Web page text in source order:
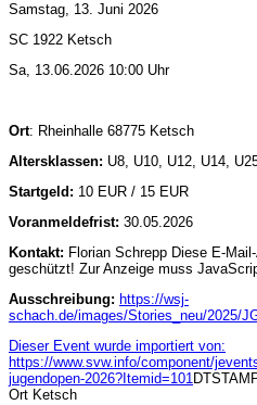
Samstag, 13. Juni 2026
SC 1922 Ketsch
Sa, 13.06.2026 10:00 Uhr
Ort: Rheinhalle 68775 Ketsch
Altersklassen: U8, U10, U12, U14,
Startgeld: 10 EUR / 15 EUR
Voranmeldefrist: 30.05.2026
Kontakt: Florian Schrepp Diese E-
geschützt! Zur Anzeige muss
Ausschreibung: https://wsj-
schach.de/images/Stories_neu/2025/
Dieser Event wurde importiert von:
https://www.svw.info/component/
jugendopen-2026?Itemid=101
Ort Ketsch